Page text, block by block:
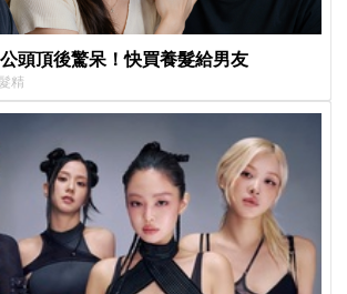
頭頂後驚呆！快買養髮給男友
精